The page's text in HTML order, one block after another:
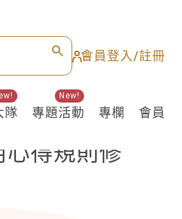
會員登入/註冊
隊 專題活動
New!
專欄 會員
得規則修